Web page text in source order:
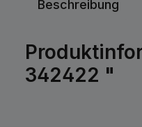
Beschreibung
342422 "